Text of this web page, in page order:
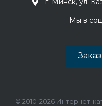
Мы в
© 2010-2026 Интернет-